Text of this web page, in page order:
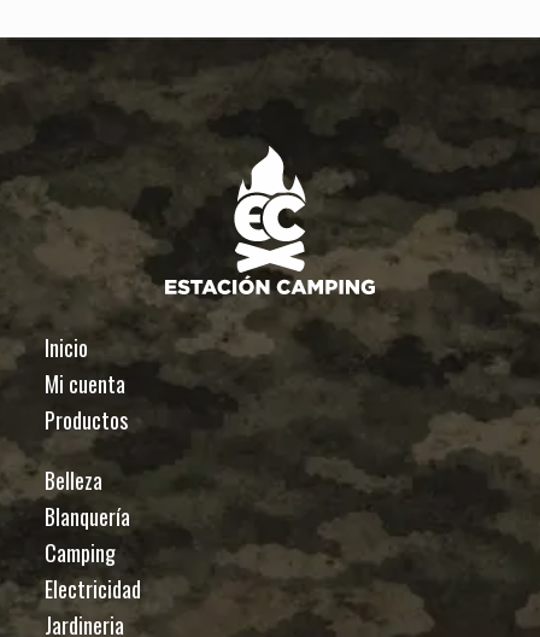
Inicio
Mi cuenta
Productos
Belleza
Blanquería
Camping
Electricidad
Jardineria